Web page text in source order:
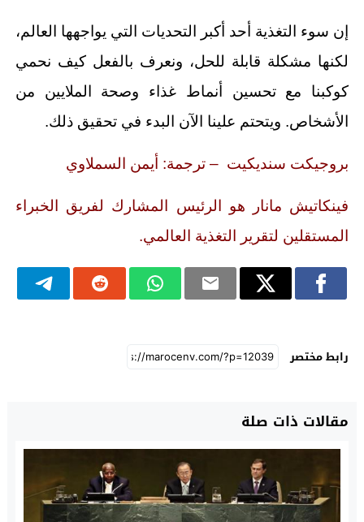
إن سوء التغذية أحد أكبر التحديات التي يواجهها العالم،
لكنها مشكلة قابلة للحل، ونعرف بالفعل كيف نحمي
كوكبنا مع تحسين أنماط غذاء وصحة الملايين من
الأشخاص. ويتحتم علينا الآن البدء في تحقيق ذلك.
بروجيكت سنديكيت – ترجمة: أيمن السملاوي
فينكاتيش مانار هو الرئيس المشارك لفريق الخبراء
المستقلين لتقرير التغذية العالمي.
رابط مختصر
مقالات ذات صلة